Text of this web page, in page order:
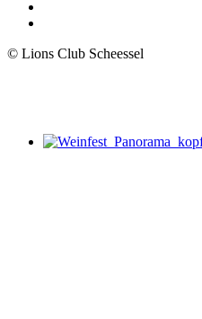
© Lions Club Scheessel